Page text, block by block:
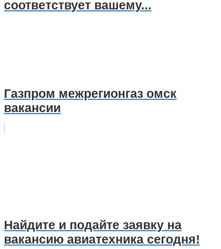
соответствует вашему...
Газпром межрегионгаз омск
вакансии
Найдите и подайте заявку на
вакансию авиатехника сегодня!